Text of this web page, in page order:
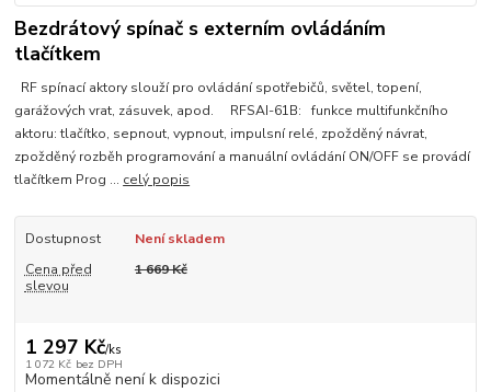
Bezdrátový spínač s externím ovládáním
tlačítkem
RF spínací aktory slouží pro ovládání spotřebičů, světel, topení,
garážových vrat, zásuvek, apod. RFSAI-61B: funkce multifunkčního
aktoru: tlačítko, sepnout, vypnout, impulsní relé, zpožděný návrat,
zpožděný rozběh programování a manuální ovládání ON/OFF se provádí
tlačítkem Prog ... celý popis
Dostupnost
Není skladem
Cena před
slevou
1 669 Kč
1 297 Kč/ks
1 072 Kč bez DPH
Momentálně není k dispozici